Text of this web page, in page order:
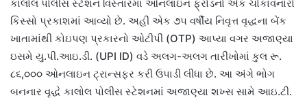
કાલોલ પોલીસ સ્ટેશન વિસ્તારમાં ઓનલાઇન ફ્રોડનો એક ચોંકાવનારો
કિસ્સો પ્રકાશમાં આવ્યો છે. અહીં એક ૭૫ વર્ષીય નિવૃત્ત વૃદ્ધના બેંક
ખાતામાંથી કોઇપણ પ્રકારનો ઓટીપી (OTP) આપ્યા વગર અજાણ્યા
ઇસમે યુ.પી.આઇ.ડી. (UPI ID) વડે અલગ-અલગ તારીખોમાં કુલ રૂ.
૮૬,૦૦૦ ઓનલાઇન ટ્રાન્સફર કરી ઉપાડી લીધા છે. આ અંગે ભોગ
બનનાર વૃદ્ધે કાલોલ પોલીસ સ્ટેશનમાં અજાણ્યા શખ્સ સામે આઇ.ટી.